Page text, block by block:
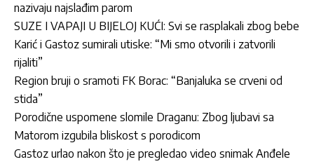
nazivaju najslađim parom
SUZE I VAPAJI U BIJELOJ KUĆI: Svi se rasplakali zbog bebe
Karić i Gastoz sumirali utiske: “Mi smo otvorili i zatvorili
rijaliti”
Region bruji o sramoti FK Borac: “Banjaluka se crveni od
stida”
Porodične uspomene slomile Draganu: Zbog ljubavi sa
Matorom izgubila bliskost s porodicom
Gastoz urlao nakon što je pregledao video snimak Anđele